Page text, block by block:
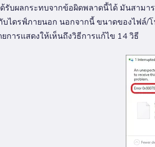
รับผลกระทบจากข้อผิดพลาดนี้ได้ มันสามา
บไดรฟ์ภายนอก นอกจากนี้ ขนาดของไฟล์
การแสดงให้เห็นถึงวิธีการแก้ไข 14 วิธี